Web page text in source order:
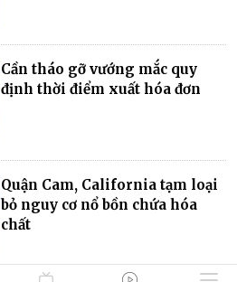
Cần tháo gỡ vướng mắc quy
định thời điểm xuất hóa đơn
Quận Cam, California tạm loại
bỏ nguy cơ nổ bồn chứa hóa
chất